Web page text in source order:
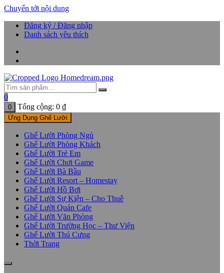
Chuyển tới nội dung
Đăng ký / Đăng nhập
Danh sách yêu thích
0
0 Tổng cộng: 0 ₫
Ứng Dụng Ghế Lười
Ghế Lười Phòng Ngủ
Ghế Lười Phòng Khách
Ghế Lười Trẻ Em
Ghế Lười Chơi Game
Ghế Lười Bà Bầu
Ghế Lười Resort – Homestay
Ghế Lười Hồ Bơi
Ghế Lười Sự Kiện – Cho Thuê
Ghế Lười Quán Cafe
Ghế Lười Văn Phòng
Ghế Lười Trường Học – Thư Viện
Ghế Lười Thú Cưng
Thời Trang